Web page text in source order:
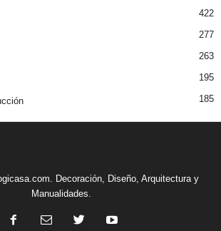
422
277
263
195
185
Decoración, Diseño, Arquitectura y
Manualidades.